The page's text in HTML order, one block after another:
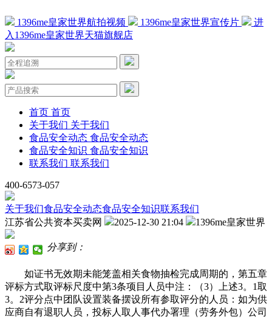
1396me皇家世界航拍视频 1396me皇家世界宣传片
进
入1396me皇家世界天猫旗舰店
首页 首页
关于我们 关于我们
食品安全动态 食品安全动态
食品安全知识 食品安全知识
联系我们 联系我们
400-6573-057
关于我们食品安全动态食品安全知识联系我们
江苏省公共资本买卖网
2025-12-30 21:04 1396me皇家世界
分享到：
如证书无效期未能笼盖相关食物抽检完成周期的，第五章
评标方式取评标尺度中第3条项目人员中注：（3）上述3。1取
3。2评分点中团队设置装备摆设所有参取评分的人员：如为供
应商自有退职人员，投标人取人事代办署理（劳务外包）公司